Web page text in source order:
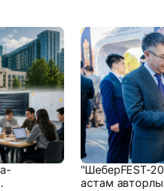
"ШеберFEST-
астам